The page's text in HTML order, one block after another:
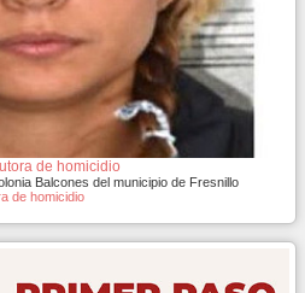
de homicidio
Balcones del municipio de Fresnillo
de homicidio